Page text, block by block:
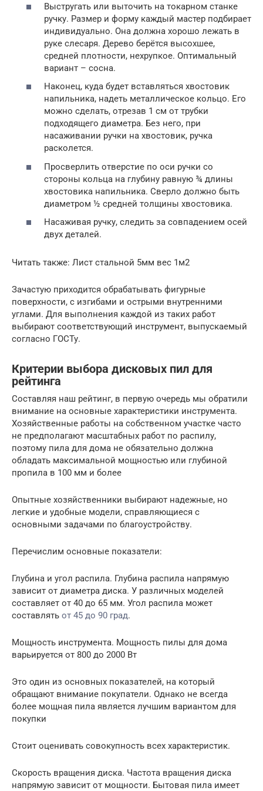
Выстругать или выточить на токарном станке
ручку. Размер и форму каждый мастер подбирает
индивидуально. Она должна хорошо лежать в
руке слесаря. Дерево берётся высохшее,
средней плотности, нехрупкое. Оптимальный
вариант – сосна.
Наконец, куда будет вставляться хвостовик
напильника, надеть металлическое кольцо. Его
можно сделать, отрезав 1 см от трубки
подходящего диаметра. Без него, при
насаживании ручки на хвостовик, ручка
расколется.
Просверлить отверстие по оси ручки со
стороны кольца на глубину равную ¾ длины
хвостовика напильника. Сверло должно быть
диаметром ½ средней толщины хвостовика.
Насаживая ручку, следить за совпадением осей
двух деталей.
Читать также: Лист стальной 5мм вес 1м2
Зачастую приходится обрабатывать фигурные
поверхности, с изгибами и острыми внутренними
углами. Для выполнения каждой из таких работ
выбирают соответствующий инструмент, выпускаемый
согласно ГОСТу.
Критерии выбора дисковых пил для
рейтинга
Составляя наш рейтинг, в первую очередь мы обратили
внимание на основные характеристики инструмента.
Хозяйственные работы на собственном участке часто
не предполагают масштабных работ по распилу,
поэтому пила для дома не обязательно должна
обладать максимальной мощностью или глубиной
пропила в 100 мм и более
Опытные хозяйственники выбирают надежные, но
легкие и удобные модели, справляющиеся с
основными задачами по благоустройству.
Перечислим основные показатели:
Глубина и угол распила. Глубина распила напрямую
зависит от диаметра диска. У различных моделей
составляет от 40 до 65 мм. Угол распила может
составлять от 45 до 90 град.
Мощность инструмента. Мощность пилы для дома
варьируется от 800 до 2000 Вт
Это один из основных показателей, на который
обращают внимание покупатели. Однако не всегда
более мощная пила является лучшим вариантом для
покупки
Стоит оценивать совокупность всех характеристик.
Скорость вращения диска. Частота вращения диска
напрямую зависит от мощности. Бытовая пила имеет